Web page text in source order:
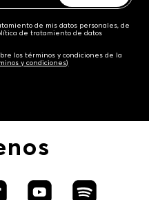
de mis datos personales, de
de tratamiento de datos
los términos y condiciones de la
y condiciones)